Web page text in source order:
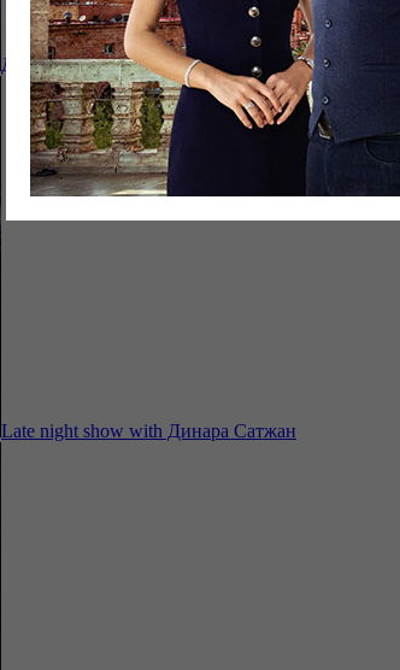
Доктор Тажина
Late night show with Динара Сатжан